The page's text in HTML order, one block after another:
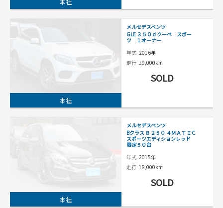
本社
メルセデスベンツ
GLE ３５０ｄクーペ スポー
ツ １オーナー
年式 2016年
走行 19,000km
SOLD
本社
メルセデスベンツ
Bクラス Ｂ２５０ ４ＭＡＴＩＣ
スポーツエディションレッド
限定５０台
年式 2015年
走行 18,000km
SOLD